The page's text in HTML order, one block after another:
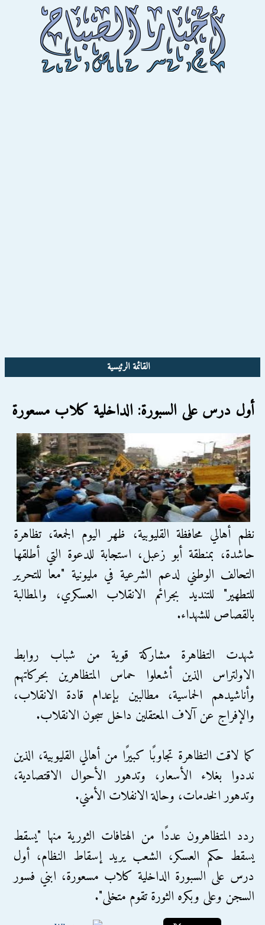
القائمة الرئيسية
أول درس على السبورة: الداخلية كلاب مسعورة
نظم أهالي محافظة القليوبية، ظهر اليوم الجمعة، تظاهرة
حاشدة، بمنطقة أبو زعبل، استجابة للدعوة التي أطلقها
التحالف الوطني لدعم الشرعية في مليونية "معا للتحرير
للتطهير" للتنديد بجرائم الانقلاب العسكري، والمطالبة
بالقصاص للشهداء.
شهدت التظاهرة مشاركة قوية من شباب روابط
الاولتراس الذين أشعلوا حماس المتظاهرين بحركاتهم
وأناشيدهم الحماسية، مطالبين بإعدام قادة الانقلاب،
والإفراج عن آلاف المعتقلين داخل سجون الانقلاب.
كما لاقت التظاهرة تجاوبًا كبيرًا من أهالي القليوبية، الذين
نددوا بغلاء الأسعار، وتدهور الأحوال الاقتصادية،
وتدهور الخدمات، وحالة الانفلات الأمني.
ردد المتظاهرون عددًا من الهتافات الثورية منها "يسقط
يسقط حكم العسكر، الشعب يريد إسقاط النظام، أول
درس على السبورة الداخلية كلاب مسعورة، ابني فسور
السجن وعلى وبكره الثورة تقوم متخلى".